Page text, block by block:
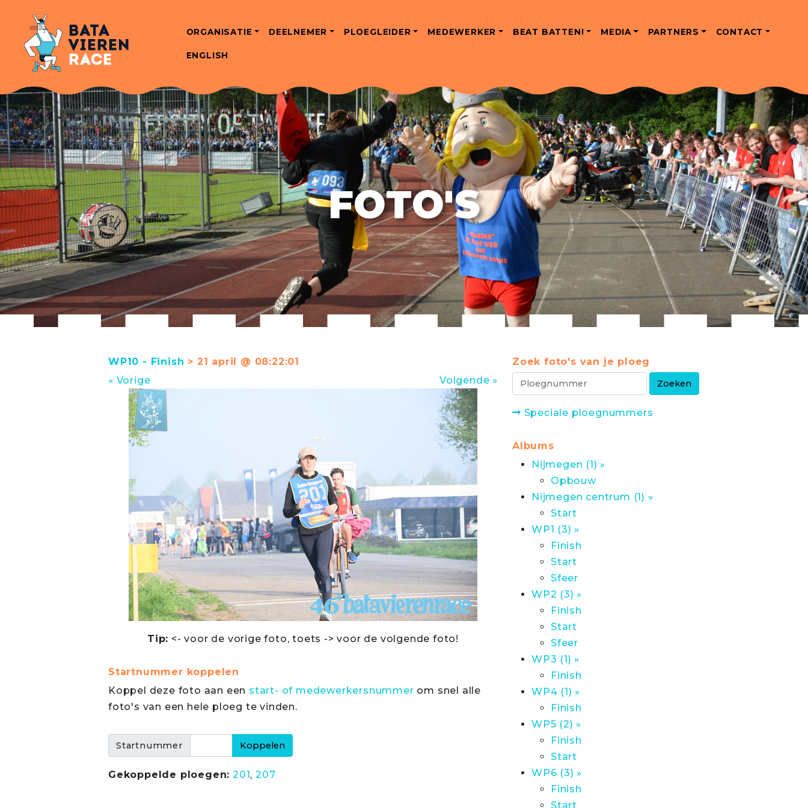
ORGANISATIE DEELNEMER PLOEGLEIDER MEDEWERKER BEAT BATTEN! MEDIA PARTNERS CONTACT
ENGLISH
FOTO'S
WP10 - Finish > 21 april @ 08:22:01
« Vorige
Volgende »
Tip: <- voor de vorige foto, toets -> voor de volgende foto!
Startnummer koppelen
Koppel deze foto aan een start- of medewerkersnummer om snel alle
foto's van een hele ploeg te vinden.
Startnummer
Gekoppelde ploegen: 201,207
Zoek foto's van je ploeg
Speciale ploegnummers
Albums
Nijmegen (1) »
Opbouw
Nijmegen centrum (1) »
Start
WP1 (3) »
Finish
Start
Sfeer
WP2 (3) »
Finish
Start
Sfeer
WP3 (1) »
Finish
WP4 (1) »
Finish
WP5 (2) »
Finish
Start
WP6 (3) »
Finish
Start